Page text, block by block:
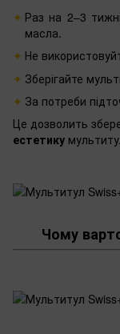
Раз на 2–3
масла.
Не
Зберігайте
За потреби
Це дозволить
естетику
Чому